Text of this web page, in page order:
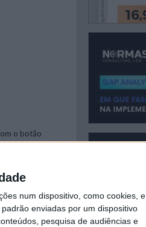
num dispositivo, como cookies, e
enviadas por um dispositivo
pesquisa de audiências e
o botão
gestor de
ou
um visto